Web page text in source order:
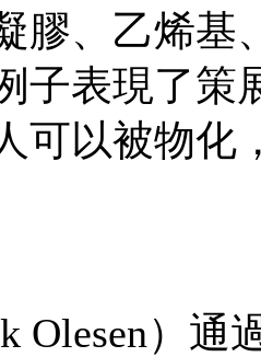
膠、乙烯基
子表現了策
可以被物化
Olesen）